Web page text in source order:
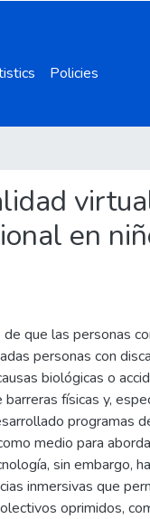
Policies
en
que las personas
personas con
biológicas o
físicas y,
programas
medio para
sin embargo, ha
inmersivas que
oprimidos,